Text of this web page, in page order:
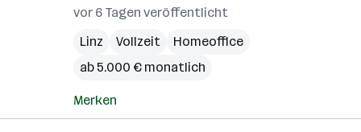
vor 6 Tagen veröffentlicht
Linz
Vollzeit
Homeoffice
ab 5.000 € monatlich
Merken